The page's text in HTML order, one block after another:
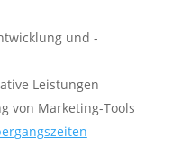
und -
Leistungen
von Marketing-Tools